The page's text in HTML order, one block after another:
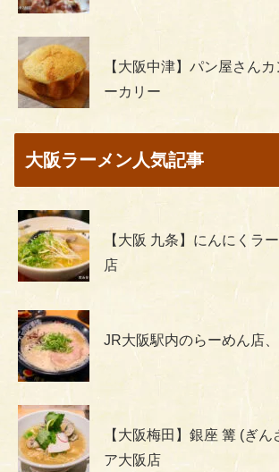
【大阪中津】パン屋さん
ーカリー
大阪ラーメン人気記事
【大阪 九条】にんにくラ
店
JR大阪駅内のらーめん店
【大阪梅田】銀座 篝 (ぎん
ア大阪店